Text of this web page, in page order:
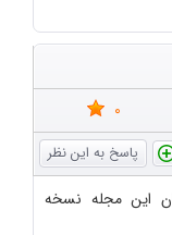
0
این مجله نسخه